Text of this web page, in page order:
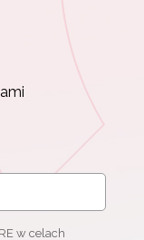
w celach